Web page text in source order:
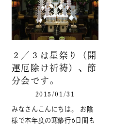
２／３は星祭り（開
運厄除け祈祷）、節
分会です。
2015/01/31
みなさんこんにちは。 お陰
様で本年度の寒修行6日間も